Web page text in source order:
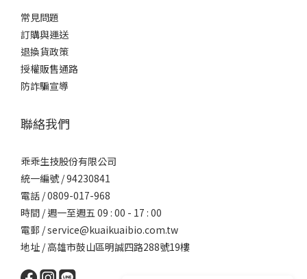
常見問題
訂購與運送
退換貨政策
授權販售通路
防詐騙宣導
聯絡我們
乖乖生技股份有限公司
統一編號 / 94230841
電話 / 0809-017-968
時間 / 週一至週五 09 : 00 - 17 : 00
電郵 /service@kuaikuaibio.com.tw
地址 / 高雄市鼓山區明誠四路288號19樓